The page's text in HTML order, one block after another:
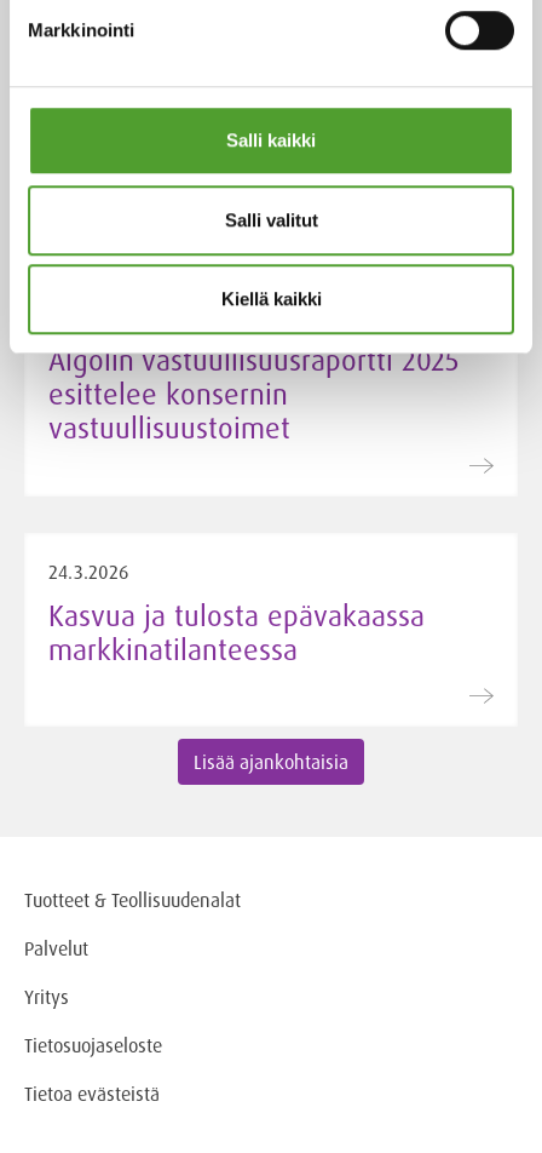
Markkinointi
Salli kaikki
Salli valitut
Kiellä kaikki
4.5.2026
Algol Chemicalsista THOR UK:n
jakelija Suomessa ja Baltiassa
Algolin vastuullisuusraportti 2025
esittelee konsernin
vastuullisuustoimet
24.3.2026
Kasvua ja tulosta epävakaassa
markkinatilanteessa
Lisää ajankohtaisia
Tuotteet & Teollisuudenalat
Palvelut
Yritys
Tietosuojaseloste
Tietoa evästeistä